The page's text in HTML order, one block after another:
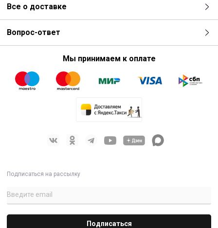
Все о доставке
Вопрос-ответ
Мы принимаем к оплате
Подписаться на рассылку